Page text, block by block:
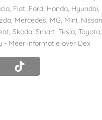
, Fiat, Ford, Honda, Hyundai,
, Mercedes, MG, Mini, Nissan
, Skoda, Smart, Tesla, Toyota,
- Meer informatie over Dex